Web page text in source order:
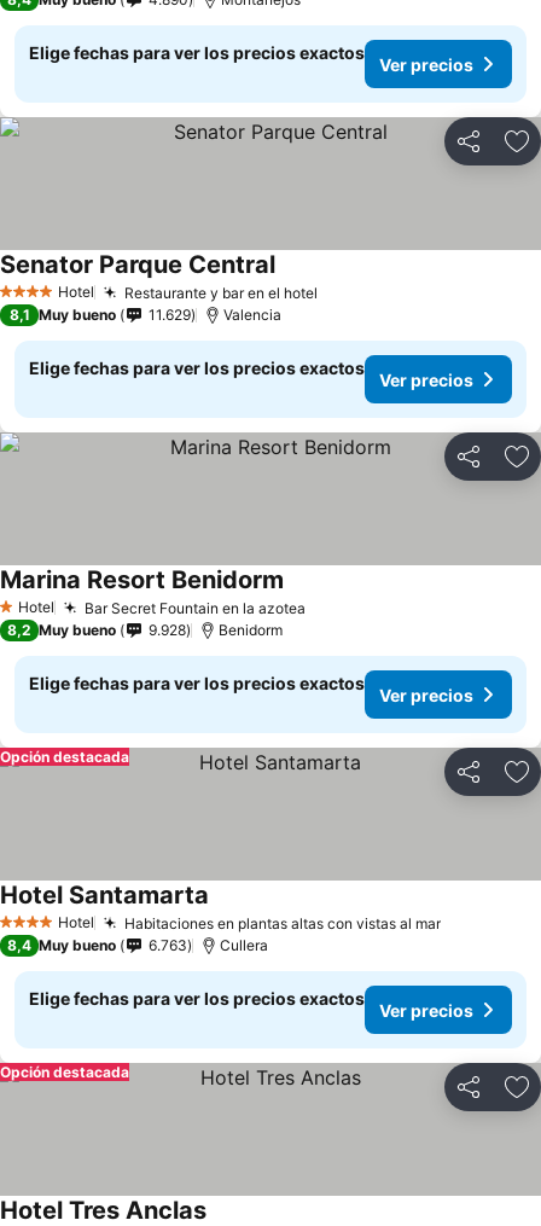
Elige fechas para ver los precios exactos
Ver precios
Compartir
4 EstrellasHotel Restaurante y bar en el hotel
Senator Parque Central
8,1 Muy bueno 11.629 Valencia
Elige fechas para ver los precios exactos
Ver precios
Compartir
1 Estrellas
Hotel Bar Secret Fountain en la azotea
Marina Resort Benidorm
8,2 Muy bueno 9.928 Benidorm
Elige fechas para ver los precios exactos
Ver precios
Compartir
Opción destacada
4 EstrellasHotel Habitaciones en plantas altas con vistas al mar
Hotel Santamarta
8,4 Muy bueno 6.763 Cullera
Elige fechas para ver los precios exactos
Ver precios
Compartir
Opción destacada
Hotel Tres Anclas